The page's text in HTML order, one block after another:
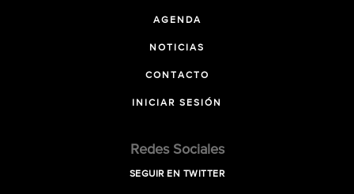
AGENDA
NOTICIAS
CONTACTO
INICIAR SESIÓN
Redes Sociales
SEGUIR EN TWITTER